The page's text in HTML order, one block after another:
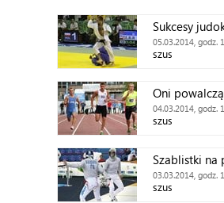
Sukcesy
05.03.2014, godz.
szus
Oni
04.03.2014, godz.
szus
Szablistki na
03.03.2014, godz.
szus